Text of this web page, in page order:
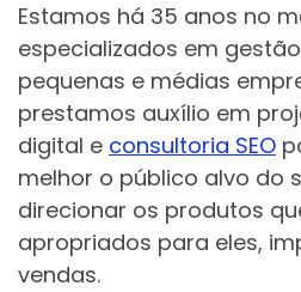
Estamos há 35 anos no
especializados em
pequenas e médias
prestamos auxílio em
digital e consultoria SEO
melhor o público alvo do
direcionar os produtos
apropriados para eles,
vendas.